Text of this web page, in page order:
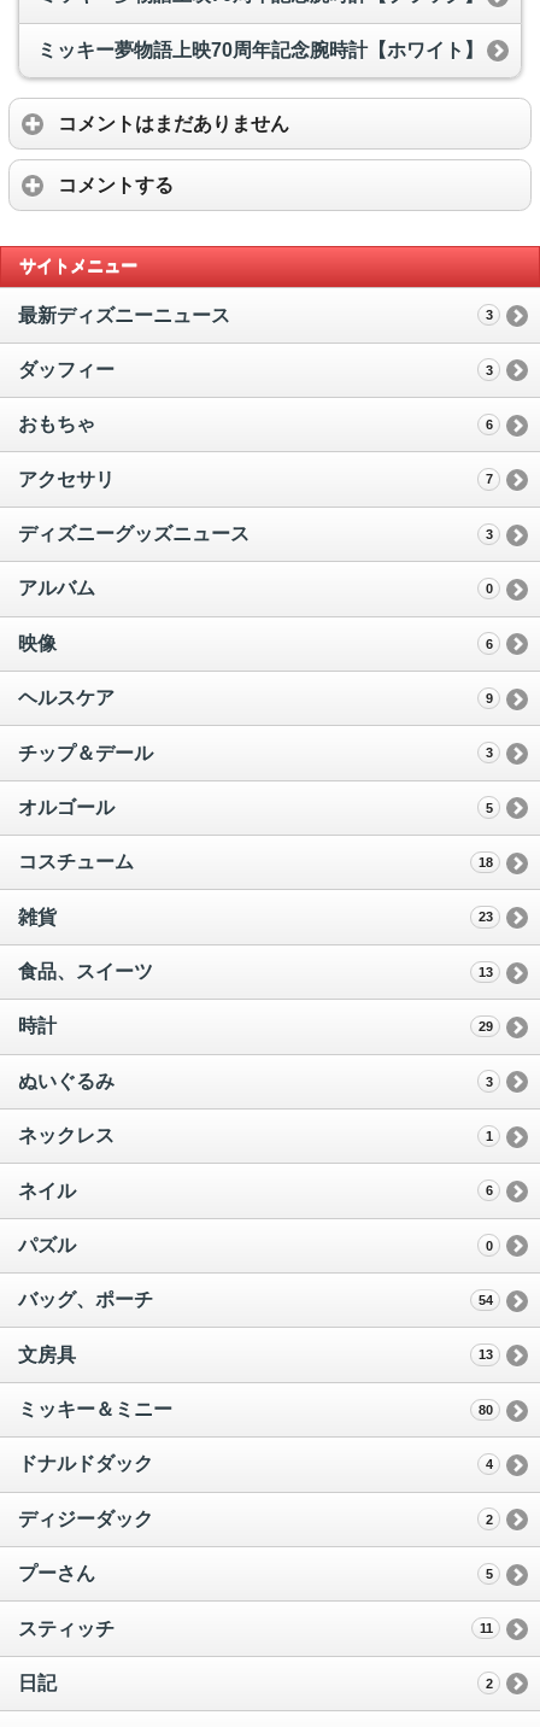
ミッキー夢物語上映70周年記念腕時計【ホワイト】
コメントはまだありません
コメントする
サイトメニュー
最新ディズニーニュース 3
ダッフィー 3
おもちゃ 6
アクセサリ 7
ディズニーグッズニュース 3
アルバム 0
映像 6
ヘルスケア 9
チップ＆デール 3
オルゴール 5
コスチューム 18
雑貨 23
食品、スイーツ 13
時計 29
ぬいぐるみ 3
ネックレス 1
ネイル 6
パズル 0
バッグ、ポーチ 54
文房具 13
ミッキー＆ミニー 80
ドナルドダック 4
ディジーダック 2
プーさん 5
スティッチ 11
日記 2